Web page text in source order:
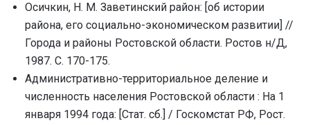
Осичкин, Н. М. Заветинский район: [об истории
района, его социально-экономическом развитии] //
Города и районы Ростовской области. Ростов н/Д,
1987. С. 170-175.
Административно-территориальное деление и
численность населения Ростовской области : На 1
января 1994 года: [Стат. сб.] / Госкомстат РФ, Рост.